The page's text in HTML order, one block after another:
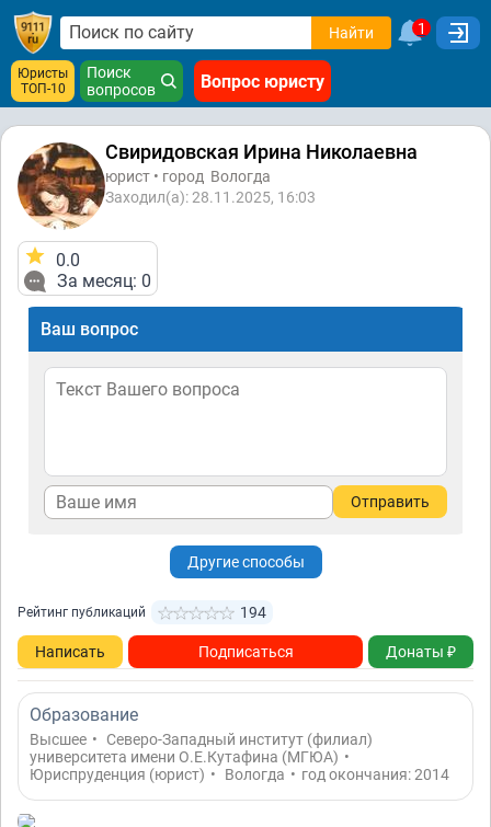
Найти 1
Юристы
ТОП-10
Поиск
вопросов
Вопрос юристу
Свиридовская Ирина Николаевна
юрист • город Вологда
Заходил(а): 28.11.2025, 16:03
0.0
За месяц: 0
Ваш вопрос
Отправить
Другие способы
Рейтинг публикаций 194
Написать Подписаться Донаты ₽
Образование
Высшее •
Северо-Западный институт (филиал)
университета имени О.Е.Кутафина (МГЮА) •
Юриспруденция (юрист) • Вологда • год окончания: 2014